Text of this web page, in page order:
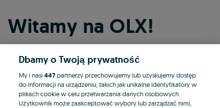
Witamy na OLX!
Kontynuuj przez Facebooka
Kontynuuj przez konto Apple
Dbamy o Twoją prywatność
My i nasi447partnerzy przechowujemy lub uzyskujemy dostęp
do informacji na urządzeniu, takich jak unikalne identyfikatory w
plikach cookie w celu przetwarzania danych osobowych.
Użytkownik może zaakceptować wybory lub zarządzać nimi,